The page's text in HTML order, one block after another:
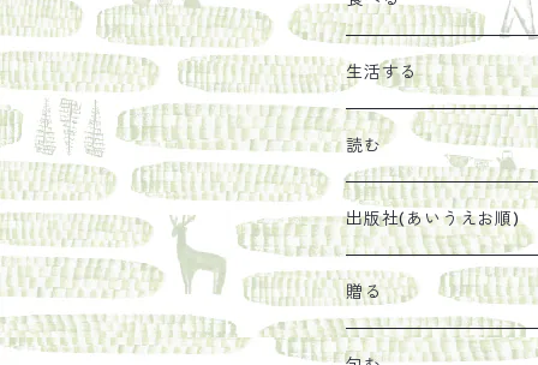
エキス
珈琲豆
太山寺珈琲焙煎室
ジャム
うめぼし
塩
オリーブオイル
生活する
エコラップ
石けん
ヘチマたわし
読む
刊行から時間が経った
贈り物に勧めたい絵本
出版社(あいうえお順)
らくだ舎出帆室
贈る